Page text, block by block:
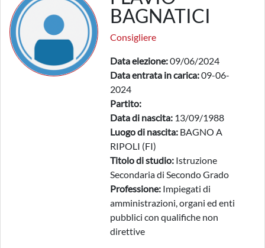
BAGNATICI
Consigliere
Data elezione:09/06/2024
Data entrata in carica:09-06-
2024
Partito:
Data di nascita: 13/09/1988
Luogo di nascita: BAGNO A
RIPOLI (FI)
Titolo di studio: Istruzione
Secondaria di Secondo Grado
Professione: Impiegati di
amministrazioni, organi ed enti
pubblici con qualifiche non
direttive